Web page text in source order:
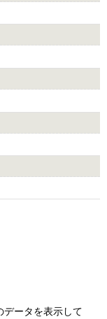
データを表示して